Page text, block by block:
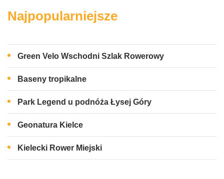
Najpopularniejsze
Green Velo Wschodni Szlak Rowerowy
Baseny tropikalne
Park Legend u podnóża Łysej Góry
Geonatura Kielce
Kielecki Rower Miejski